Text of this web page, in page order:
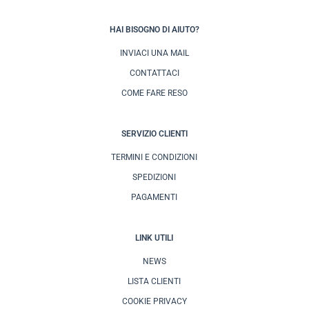
HAI BISOGNO DI AIUTO?
INVIACI UNA MAIL
CONTATTACI
COME FARE RESO
SERVIZIO CLIENTI
TERMINI E CONDIZIONI
SPEDIZIONI
PAGAMENTI
LINK UTILI
NEWS
LISTA CLIENTI
COOKIE PRIVACY